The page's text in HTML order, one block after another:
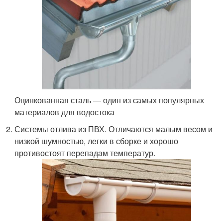
Оцинкованная сталь — один из самых популярных
материалов для водостока
Системы отлива из ПВХ. Отличаются малым весом и
низкой шумностью, легки в сборке и хорошо
противостоят перепадам температур.